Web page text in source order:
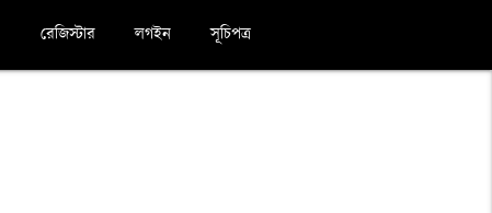
সূচিপত্র
লগইন
রেজিস্টার